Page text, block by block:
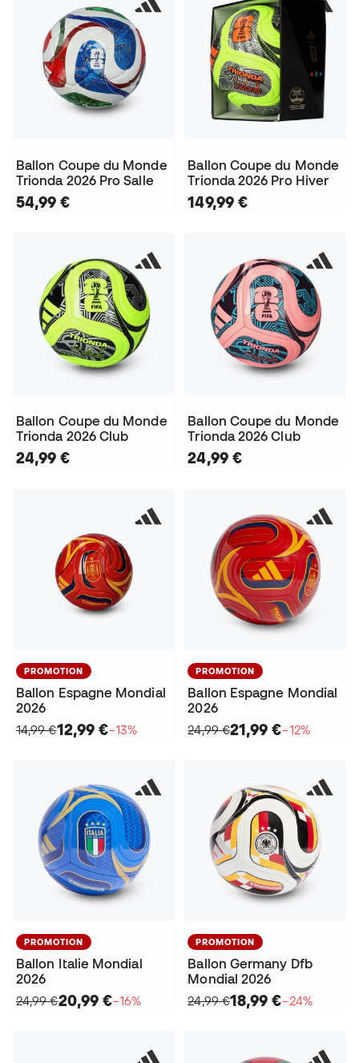
Ballon Coupe du Monde
Trionda 2026 Pro Salle
54,99 €
Ballon Coupe du Monde
Trionda 2026 Pro Hiver
149,99 €
Ballon Coupe du Monde
Trionda 2026 Club
24,99 €
Ballon Coupe du Monde
Trionda 2026 Club
24,99 €
PROMOTION
Ballon Espagne Mondial
2026
14,99 €12,99 €−13%
PROMOTION
Ballon Espagne Mondial
2026
24,99 €21,99 €−12%
PROMOTION
Ballon Italie Mondial
2026
24,99 €20,99 €−16%
PROMOTION
Ballon Germany Dfb
Mondial 2026
24,99 €18,99 €−24%